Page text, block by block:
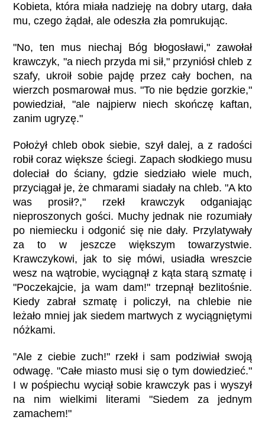
Kobieta, która miała nadzieję na dobry utarg, dała
mu, czego żądał, ale odeszła zła pomrukując.
"No, ten mus niechaj Bóg błogosławi," zawołał
krawczyk, "a niech przyda mi sił," przyniósł chleb z
szafy, ukroił sobie pajdę przez cały bochen, na
wierzch posmarował mus. "To nie będzie gorzkie,"
powiedział, "ale najpierw niech skończę kaftan,
zanim ugryzę."
Położył chleb obok siebie, szył dalej, a z radości
robił coraz większe ściegi. Zapach słodkiego musu
doleciał do ściany, gdzie siedziało wiele much,
przyciągał je, że chmarami siadały na chleb. "A kto
was prosił?," rzekł krawczyk odganiając
nieproszonych gości. Muchy jednak nie rozumiały
po niemiecku i odgonić się nie dały. Przylatywały
za to w jeszcze większym towarzystwie.
Krawczykowi, jak to się mówi, usiadła wreszcie
wesz na wątrobie, wyciągnął z kąta starą szmatę i
"Poczekajcie, ja wam dam!" trzepnął bezlitośnie.
Kiedy zabrał szmatę i policzył, na chlebie nie
leżało mniej jak siedem martwych z wyciągniętymi
nóżkami.
"Ale z ciebie zuch!" rzekł i sam podziwiał swoją
odwagę. "Całe miasto musi się o tym dowiedzieć."
I w pośpiechu wyciął sobie krawczyk pas i wyszył
na nim wielkimi literami "Siedem za jednym
zamachem!"